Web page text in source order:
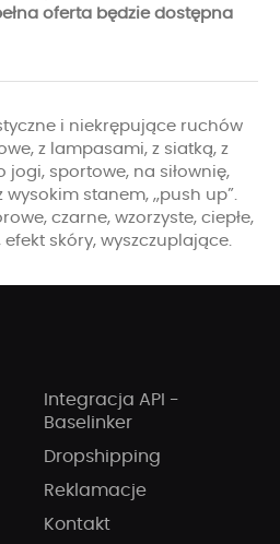
oferta będzie dostępna
i niekrępujące ruchów
z lampasami, z siatką, z
jogi, sportowe, na siłownię,
stanem, „push up”.
czarne, wzorzyste, ciepłe,
skóry, wyszczuplające.
Integracja API -
Baselinker
Dropshipping
Reklamacje
Kontakt